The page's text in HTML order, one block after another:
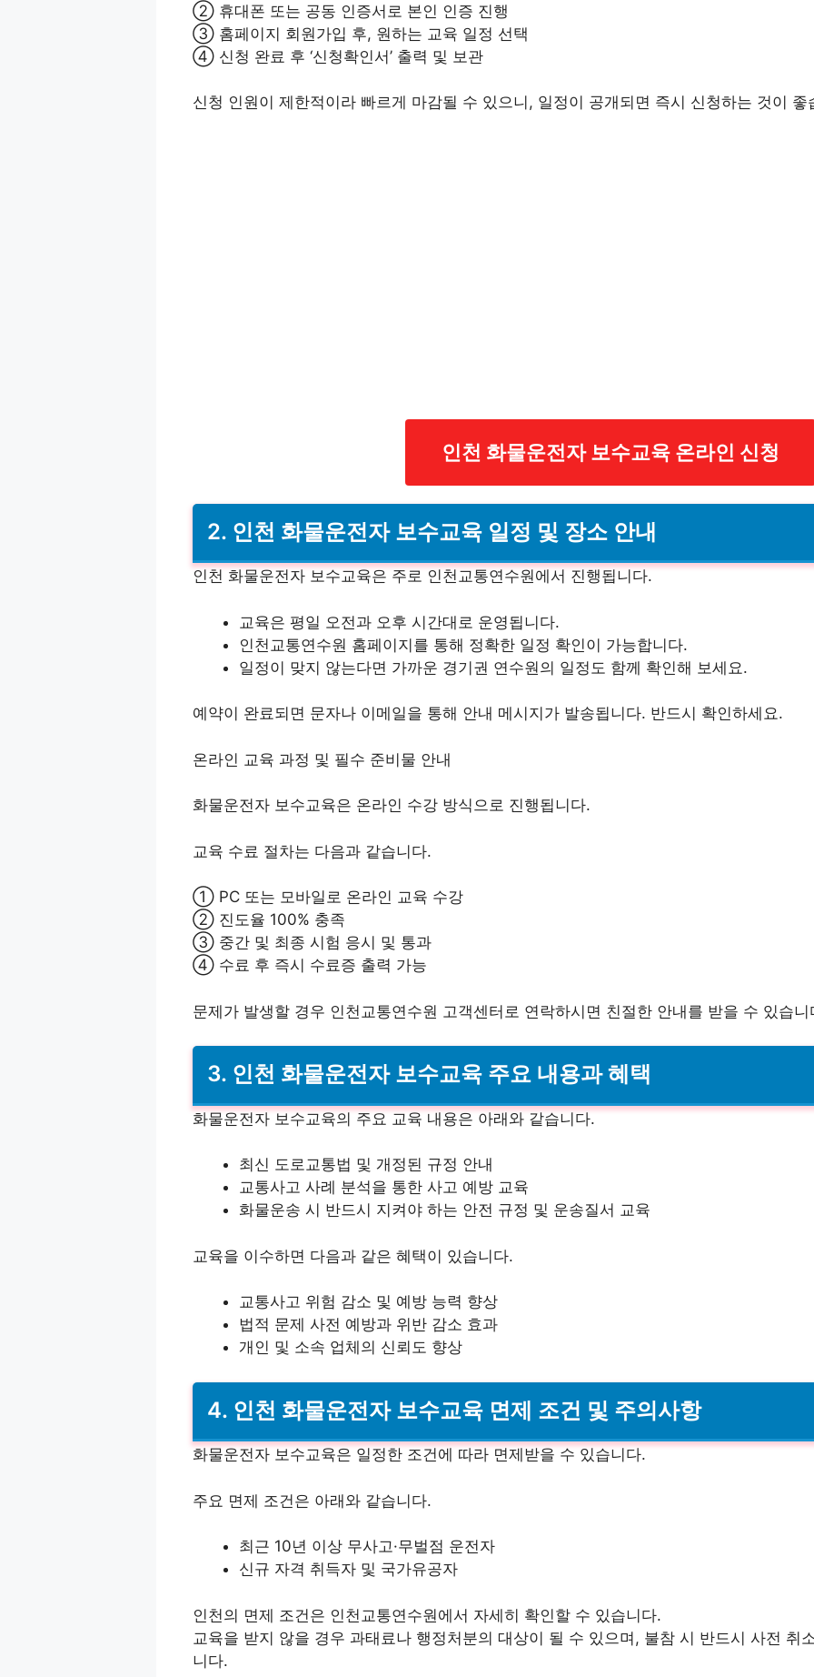
② 휴대폰 또는 공동 인증서로 본인 인증 진행
③ 홈페이지 회원가입 후, 원하는 교육 일정 선택
④ 신청 완료 후 ‘신청확인서’ 출력 및 보관
신청 인원이 제한적이라 빠르게 마감될 수 있으니, 일정이 공개되면 즉시 신청하는 것이 좋
인천 화물운전자 보수교육 온라인 신청
2. 인천 화물운전자 보수교육 일정 및 장소 안내
인천 화물운전자 보수교육은 주로 인천교통연수원에서 진행됩니다.
교육은 평일 오전과 오후 시간대로 운영됩니다.
인천교통연수원 홈페이지를 통해 정확한 일정 확인이 가능합니다.
일정이 맞지 않는다면 가까운 경기권 연수원의 일정도 함께 확인해 보세요.
예약이 완료되면 문자나 이메일을 통해 안내 메시지가 발송됩니다. 반드시 확인하세요.
온라인 교육 과정 및 필수 준비물 안내
화물운전자 보수교육은 온라인 수강 방식으로 진행됩니다.
교육 수료 절차는 다음과 같습니다.
① PC 또는 모바일로 온라인 교육 수강
② 진도율 100% 충족
③ 중간 및 최종 시험 응시 및 통과
④ 수료 후 즉시 수료증 출력 가능
문제가 발생할 경우 인천교통연수원 고객센터로 연락하시면 친절한 안내를 받을 수 있습니
3. 인천 화물운전자 보수교육 주요 내용과 혜택
화물운전자 보수교육의 주요 교육 내용은 아래와 같습니다.
최신 도로교통법 및 개정된 규정 안내
교통사고 사례 분석을 통한 사고 예방 교육
화물운송 시 반드시 지켜야 하는 안전 규정 및 운송질서 교육
교육을 이수하면 다음과 같은 혜택이 있습니다.
교통사고 위험 감소 및 예방 능력 향상
법적 문제 사전 예방과 위반 감소 효과
개인 및 소속 업체의 신뢰도 향상
4. 인천 화물운전자 보수교육 면제 조건 및 주의사항
화물운전자 보수교육은 일정한 조건에 따라 면제받을 수 있습니다.
주요 면제 조건은 아래와 같습니다.
최근 10년 이상 무사고·무벌점 운전자
신규 자격 취득자 및 국가유공자
인천의 면제 조건은 인천교통연수원에서 자세히 확인할 수 있습니다.
교육을 받지 않을 경우 과태료나 행정처분의 대상이 될 수 있으며, 불참 시 반드시 사전 취
니다.